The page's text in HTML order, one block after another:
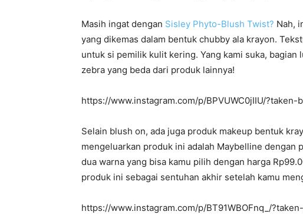
Masih ingat dengan Sisley Phyto-Blush Twist? Nah,
yang dikemas dalam bentuk chubby ala krayon.
untuk si pemilik kulit kering. Yang kami suka,
zebra yang beda dari produk lainnya!
https://www.instagram.com/p/BPVUWC0jIIU/
Selain blush on, ada juga produk makeup bentuk
mengeluarkan produk ini adalah Maybelline dengan
dua warna yang bisa kamu pilih dengan harga
produk ini sebagai sentuhan akhir setelah kamu
https://www.instagram.com/p/BT91WBOFnq_/